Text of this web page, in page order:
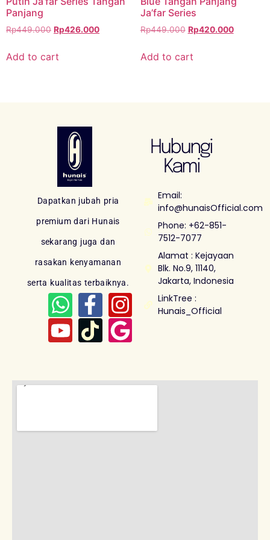
Panjang
Rp449.000 Rp426.000
Add to cart
Ja’far Series
Rp449.000 Rp420.000
Add to cart
Dapatkan jubah pria
premium dari Hunais
sekarang juga dan
rasakan kenyamanan
serta kualitas terbaiknya.
Hubungi
Kami
Email:
info@hunaisOfficial.com
Phone: +62-851-
7512-7077
Alamat : Kejayaan
Blk. No.9, 11140,
Jakarta, Indonesia
LinkTree :
Hunais_Official